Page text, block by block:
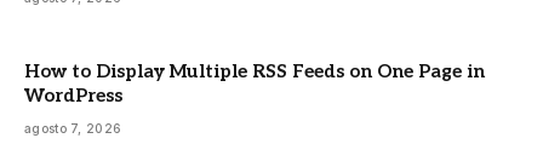
How to Display Multiple RSS Feeds on One Page in
WordPress
agosto 7, 2026